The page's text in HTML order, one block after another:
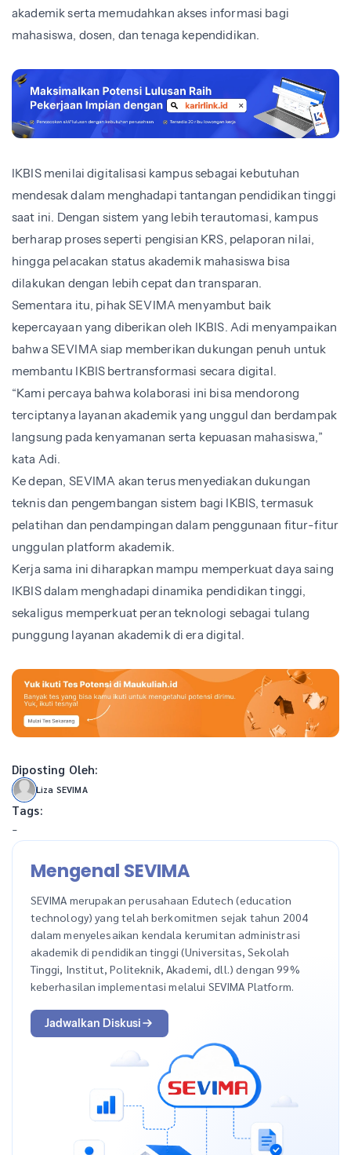
akademik serta memudahkan akses informasi bagi
mahasiswa, dosen, dan tenaga kependidikan.
IKBIS menilai digitalisasi kampus sebagai kebutuhan
mendesak dalam menghadapi tantangan pendidikan tinggi
saat ini. Dengan sistem yang lebih terautomasi, kampus
berharap proses seperti pengisian KRS, pelaporan nilai,
hingga pelacakan status akademik mahasiswa bisa
dilakukan dengan lebih cepat dan transparan.
Sementara itu, pihak SEVIMA menyambut baik
kepercayaan yang diberikan oleh IKBIS. Adi menyampaikan
bahwa SEVIMA siap memberikan dukungan penuh untuk
membantu IKBIS bertransformasi secara digital.
“Kami percaya bahwa kolaborasi ini bisa mendorong
terciptanya layanan akademik yang unggul dan berdampak
langsung pada kenyamanan serta kepuasan mahasiswa,”
kata Adi.
Ke depan, SEVIMA akan terus menyediakan dukungan
teknis dan pengembangan sistem bagi IKBIS, termasuk
pelatihan dan pendampingan dalam penggunaan fitur-fitur
unggulan platform akademik.
Kerja sama ini diharapkan mampu memperkuat daya saing
IKBIS dalam menghadapi dinamika pendidikan tinggi,
sekaligus memperkuat peran teknologi sebagai tulang
punggung layanan akademik di era digital.
Diposting Oleh:
Liza SEVIMA
Tags:
-
Mengenal SEVIMA
SEVIMA merupakan perusahaan Edutech (education
technology) yang telah berkomitmen sejak tahun 2004
dalam menyelesaikan kendala kerumitan administrasi
akademik di pendidikan tinggi (Universitas, Sekolah
Tinggi, Institut, Politeknik, Akademi, dll.) dengan 99%
keberhasilan implementasi melalui SEVIMA Platform.
Jadwalkan Diskusi